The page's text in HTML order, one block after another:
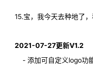
15.宝，我今天去种地了
2021-07-27更新V1.2
- 添加可自定义logo功